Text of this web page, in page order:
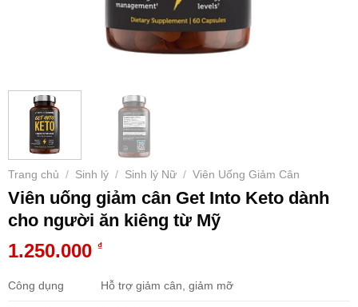
Trang chủ / Sinh lý / Sinh lý Nữ / Viên Uống Giảm Cân
Viên uống giảm cân Get Into Keto dành
cho người ăn kiêng từ Mỹ
1.250.000 ₫
Công dụng Hỗ trợ giảm cân, giảm mỡ